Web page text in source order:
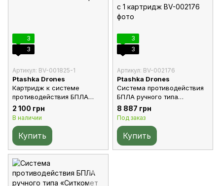
3
3
Артикул: BV-001825-1
Ptashka Drones
Картридж к системе
противодействия БПЛА
«Пехотный сеткомет
Пташка»
2 100 грн
В наличии
Купить
3
3
Артикул: BV-002176
Ptashka Drones
Система противодействия
БПЛА ручного типа
«Ситкомет Пташка 2.0» в
комплекте с 1 картридж
8 887 грн
Под заказ
Купить